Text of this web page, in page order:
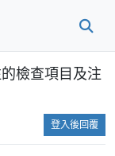
檢查項目及注
登入後回覆